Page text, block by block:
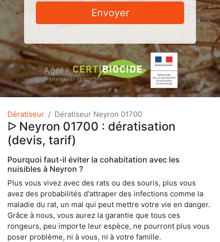
Envoyer
Dératiseur Dératiseur Neyron 01700
ᐅ Neyron 01700 : dératisation
(devis, tarif)
Pourquoi faut-il éviter la cohabitation avec les
nuisibles à Neyron ?
Plus vous vivez avec des rats ou des souris, plus vous
avez des probabilités d'attraper des infections comme la
maladie du rat, un mal qui peut mettre votre vie en danger.
Grâce à nous, vous aurez la garantie que tous ces
rongeurs, peu importe leur espèce, ne pourront plus vous
poser problème, ni à vous, ni à votre famille.